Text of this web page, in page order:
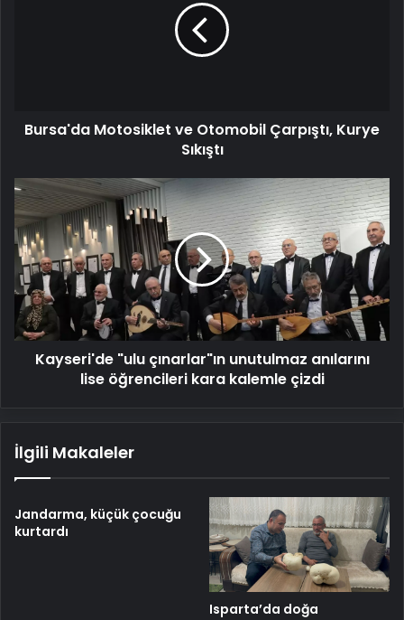
Bursa'da Motosiklet ve Otomobil Çarpıştı, Kurye
Sıkıştı
Kayseri'de
"ulu
çınarlar"ın
unutulmaz
anılarını
lise
öğrencileri
kara
kalemle
çizdiKayseri'de "ulu çınarlar"ın unutulmaz anılarını
lise öğrencileri kara kalemle çizdi
İlgili Makaleler
Jandarma, küçük çocuğu
kurtardı
Isparta’da doğa